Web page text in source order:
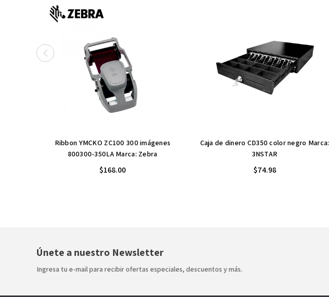
Ribbon YMCKO ZC100 300 imágenes
800300-350LA Marca: Zebra
$168.00
Caja de dinero CD350 color negro Marca:
3NSTAR
$74.98
Únete a nuestro Newsletter
Ingresa tu e-mail para recibir ofertas especiales, descuentos y más.